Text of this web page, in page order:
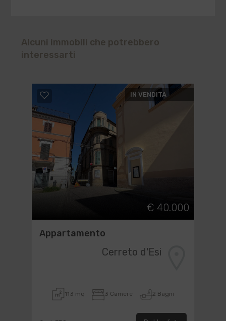
Alcuni immobili che potrebbero
interessarti
IN VENDITA
€ 40.000
Appartamento
Cerreto d'Esi
113 mq 3 Camere 2 Bagni